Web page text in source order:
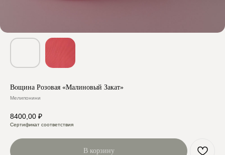
Вощина Розовая «Малиновый Закат»
Мелипонини
8400,00 ₽
Сертификат соответствия
В корзину